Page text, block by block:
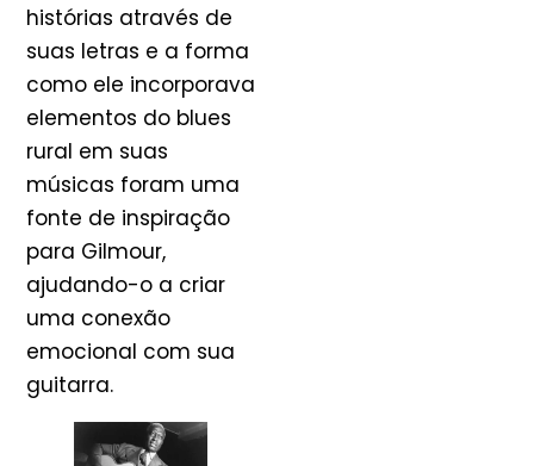
histórias através de
suas letras e a forma
como ele incorporava
elementos do blues
rural em suas
músicas foram uma
fonte de inspiração
para Gilmour,
ajudando-o a criar
uma conexão
emocional com sua
guitarra.